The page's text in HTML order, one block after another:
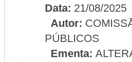
Data: 21/08/2025
Autor:
PÚBLICOS
Ementa: